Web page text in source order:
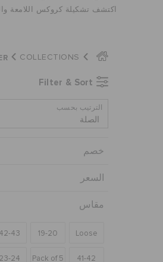
اكتشف تشكيلة كروكس اللامعة
COLLECTIONS
Filter & Sort
الترتيب بحسب
خصم
السعر
مقاس
Loose
19-20
42-43
41-42
Pack of 5
23-24